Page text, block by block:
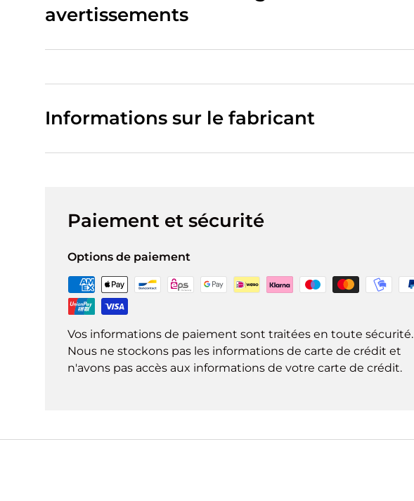
avertissements
Informations sur le fabricant
Paiement et sécurité
Options de paiement
Vos informations de paiement sont traitées en toute sécurité.
Nous ne stockons pas les informations de carte de crédit et
n'avons pas accès aux informations de votre carte de crédit.